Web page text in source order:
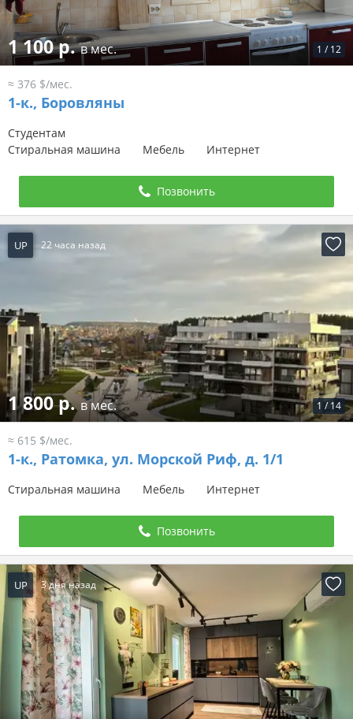
1 / 12
1 100 р.в мес.
≈ 376 $/мес.
1-к., Боровляны
Студентам
Стиральная машина
Мебель Интернет
Позвонить
UP 22 часа назад
1 / 14
1 800 р.в мес.
≈ 615 $/мес.
1-к., Ратомка, ул. Морской Риф, д. 1/1
Стиральная машина Мебель Интернет
Позвонить
UP 3 дня назад